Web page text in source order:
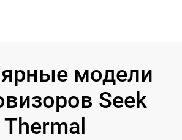
модели
Seek
Thermal